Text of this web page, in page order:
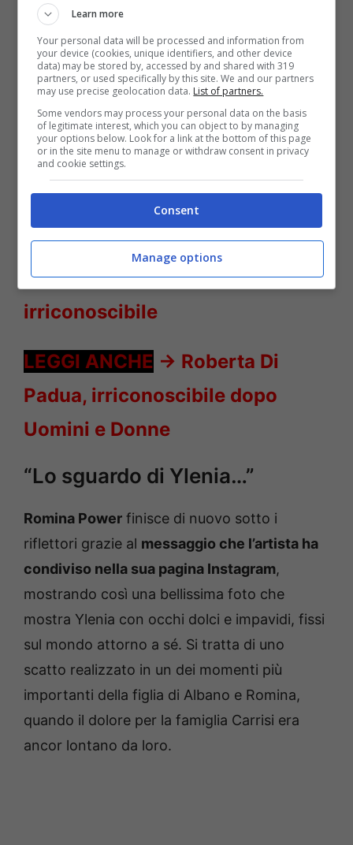
Oggi, però, a tenere banco nel mondo del
web troviamo la pubblicazione di un nuovo
messaggio scritto dalla Power e indirizzato
alla figlia, commuovendo così anche i propri
follower.
->Nicola Vivarelli
trasformato dopo Uomini e
Donne: l’ex di Gemma
irriconoscibile
LEGGI ANCHE -> Roberta Di
Padua, irriconoscibile dopo
Uomini e Donne
“Lo sguardo di Ylenia…”
Romina Power finisce di nuovo sotto i
riflettori grazie al messaggio che l’artista ha
condiviso nella sua pagina Instagram,
mostrando così una bellissima foto che
mostra Ylenia con occhi dolci e impavidi, fissi
sul mondo attorno a sé. Si tratta di uno
scatto realizzato in un dei momenti più
importanti della figlia di Albano e Romina,
quando il dolore per la famiglia Carrisi era
ancor lontano da loro.
Learn more
Your personal data will be processed and information from
your device (cookies, unique identifiers, and other device
data) may be stored by, accessed by and shared with 319
partners, or used specifically by this site. We and our partners
may use precise geolocation data. List of partners.
Some vendors may process your personal data on the basis
of legitimate interest, which you can object to by managing
your options below. Look for a link at the bottom of this page
or in the site menu to manage or withdraw consent in privacy
and cookie settings.
Consent
Manage options